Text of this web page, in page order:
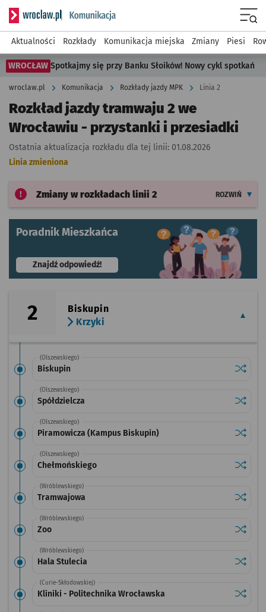
Serwis informacyjny wroclaw.pl podserwis: Komunikacja
Aktualności Rozkłady Komunikacja miejska Zmiany Piesi
WROCŁAW Spotkajmy się przy Banku Słoików! Nowy cykl spotkań
wroclaw.pl Komunikacja Rozkłady jazdy MPK Linia 2
Rozkład jazdy tramwaju 2 we
Wrocławiu - przystanki i przesiadki
Ostatnia aktualizacja rozkładu dla tej linii: 01.08.2026
Linia zmieniona
Zmiany w rozkładach linii 2 ROZWIŃ
Poradnik Mieszkańca
Znajdź odpowiedź!- otworzy się w nowej karcie
2
Biskupin
Krzyki
(Olszewskiego)
Biskupin
(Olszewskiego)
Spółdzielcza
(Olszewskiego)
Piramowicza (Kampus Biskupin)
(Olszewskiego)
Chełmońskiego
(Wróblewskiego)
Tramwajowa
(Wróblewskiego)
Zoo
(Wróblewskiego)
Hala Stulecia
(Curie-Skłodowskiej)
Kliniki - Politechnika Wrocławska